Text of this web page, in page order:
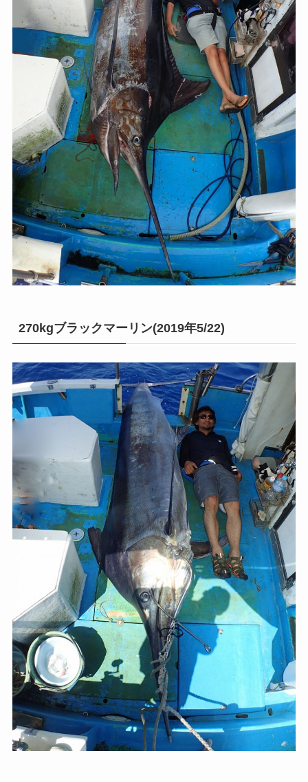
270kgブラックマーリン(2019年5/22)